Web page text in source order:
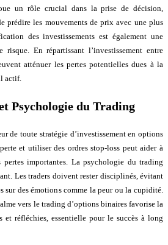
un rôle crucial dans la prise de décision,
prédire les mouvements de prix avec une plus
des investissements est également une
En répartissant l’investissement entre
atténuer les pertes potentielles dues à la
actif.
Psychologie du Trading
de toute stratégie d’investissement en options
et utiliser des ordres stop-loss peut aider à
importantes. La psychologie du trading
Les traders doivent rester disciplinés, évitant
sur des émotions comme la peur ou la cupidité.
vers le trading d’options binaires favorise la
et réfléchies, essentielle pour le succès à long